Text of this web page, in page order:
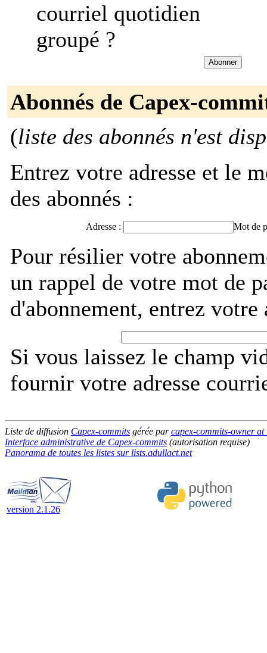
courriel quotidien
groupé ?
Abonnés de Capex-
(liste des abonnés n'est
Entrez votre adresse et le
des abonnés :
Adresse : Mot de
Pour résilier votre
un rappel de votre mot de
d'abonnement, entrez
Si vous laissez le champ
fournir votre adresse
Liste de diffusion Capex-commits gérée parcapex-commits-owner
Interface administrative de Capex-commits (autorisation requise)
Panorama de toutes les listes sur lists.adullact.net
version 2.1.26